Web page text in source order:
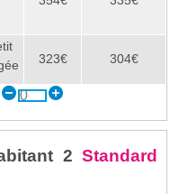
323€ 304€
2 Standard